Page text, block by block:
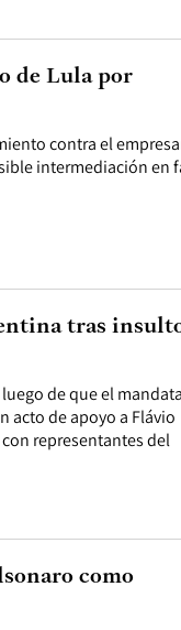
contra el
intermediación en
de Lula por
de que el
acto de apoyo a Flávio
representantes del
tras
como